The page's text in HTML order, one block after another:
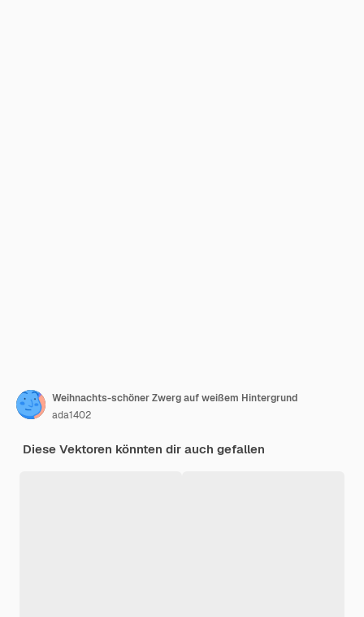
Weihnachts-schöner Zwerg auf weißem Hintergrund
ada1402
Diese Vektoren könnten dir auch gefallen